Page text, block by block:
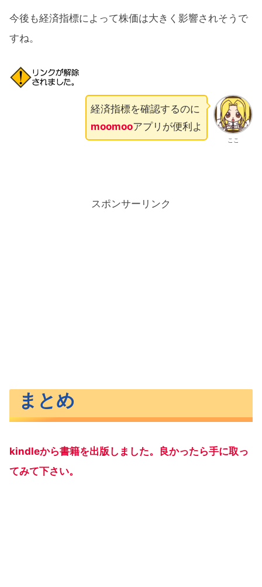
今後も経済指標によって株価は大きく影響されそうで
すね。
ここ
経済指標を確認するのに
moomooアプリが便利よ
スポンサーリンク
まとめ
kindleから書籍を出版しました。良かったら手に取っ
てみて下さい。